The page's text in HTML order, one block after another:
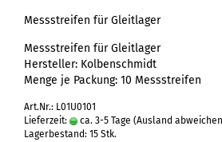
Messstreifen für Gleitlager
Messstreifen für Gleitlager
Hersteller: Kolbenschmidt
Menge je Packung: 10 Messstreifen
Art.Nr.: L01U0101
Lieferzeit:
ca. 3-5 Tage (Ausland
Lagerbestand: 15 Stk.